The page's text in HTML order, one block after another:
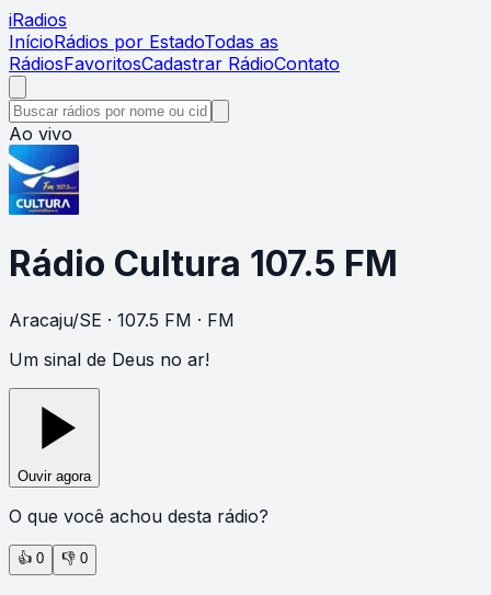
iRadios
InícioRádios por EstadoTodas as
RádiosFavoritosCadastrar RádioContato
Ao vivo
Rádio Cultura 107.5 FM
Aracaju/SE · 107.5 FM · FM
Um sinal de Deus no ar!
Ouvir agora
O que você achou desta rádio?
👍 0 👎 0